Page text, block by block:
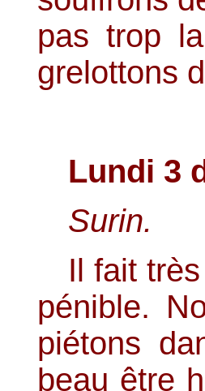
pas trop
grelottons
Lundi 3
Surin.
Il fait
pénible.
piétons
beau être